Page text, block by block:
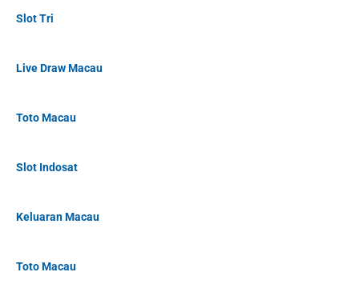
Slot Tri
Live Draw Macau
Toto Macau
Slot Indosat
Keluaran Macau
Toto Macau